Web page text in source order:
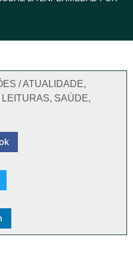
/ ATUALIDADE,
LEITURAS, SAÚDE,